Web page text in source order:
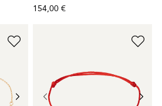
154,00 €